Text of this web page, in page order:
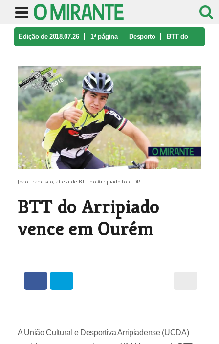
Edição de 2018.07.26 1ª página Desporto BTT do
João Francisco, atleta de BTT do Arripiado foto DR
BTT do Arripiado
vence em Ourém
A União Cultural e Desportiva Arripiadense (UCDA)